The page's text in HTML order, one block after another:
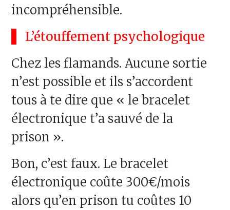
incompréhensible.
L’étouffement psychologique
Chez les flamands. Aucune sortie
n’est possible et ils s’accordent
tous à te dire que « le bracelet
électronique t’a sauvé de la
prison ».
Bon, c’est faux. Le bracelet
électronique coûte 300€/mois
alors qu’en prison tu coûtes 10